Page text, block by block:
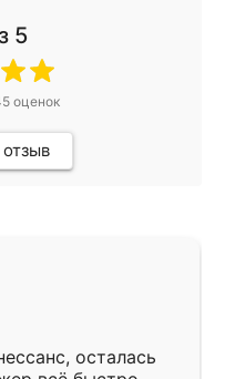
5
оценок
осталась